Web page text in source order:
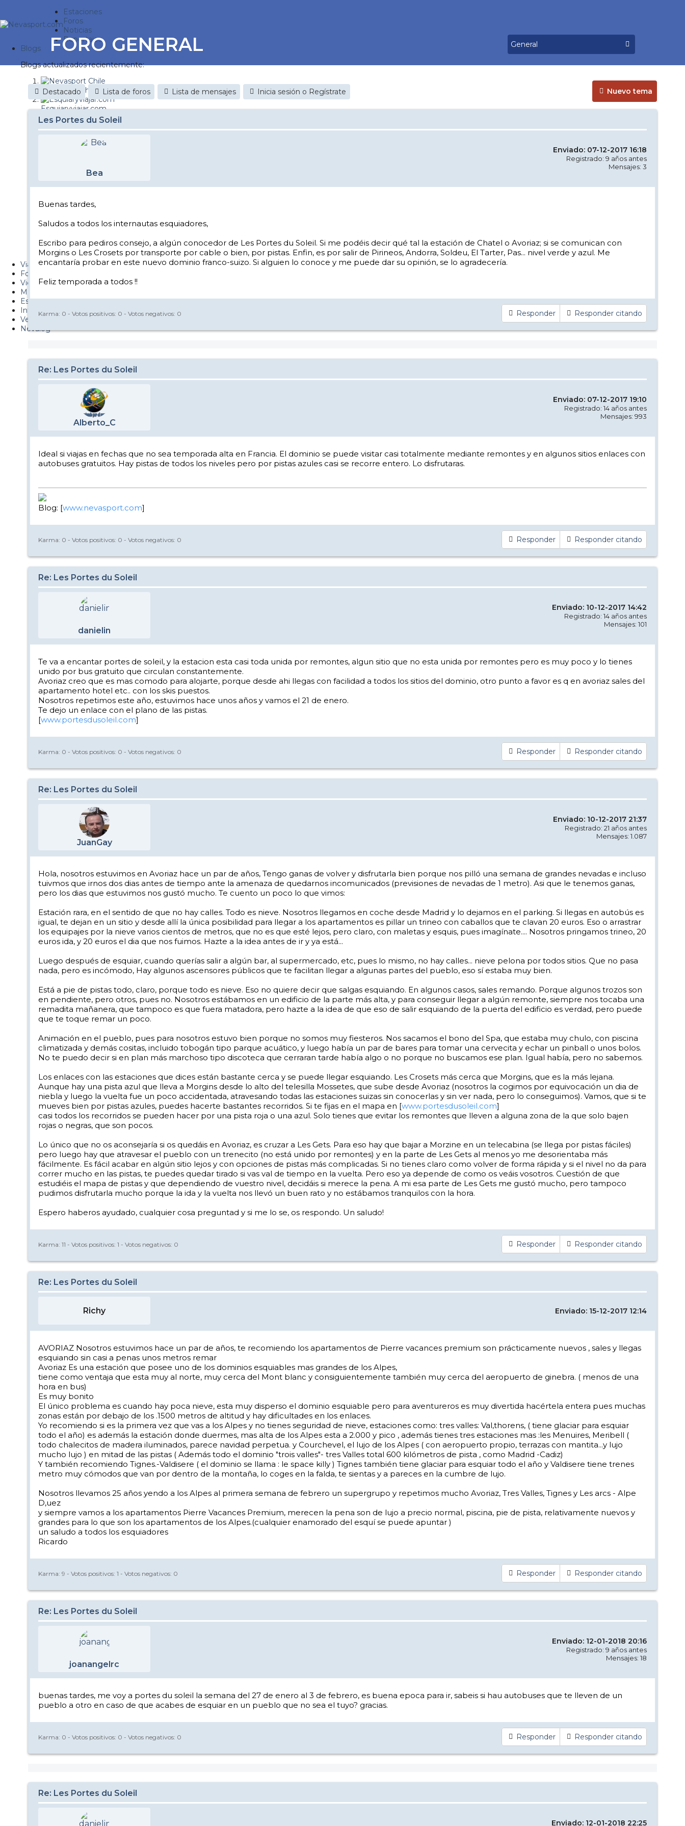
Estaciones
Foros
Noticias
Reportajes
Blogs
Blogs actualizados recientemente:
Nevasport Chile
Esquiaryviajar.com
nevasport blog
Discovery Snow
Diario de un friki
Revista NIX
PUCAF - Blog
Viajes
Fotos
Videos
Material
Esquí Pro
Infonieve
Verano
Nevalog
FORO GENERAL
Nuevo tema
Destacado Lista de foros Lista de mensajes Inicia sesión o Regístrate
Les Portes du Soleil
Bea
Enviado: 07-12-2017 16:18
Registrado: 9 años antes
Mensajes: 3
Buenas tardes,
Saludos a todos los internautas esquiadores,
Escribo para pediros consejo, a algún conocedor de Les Portes du Soleil. Si me podéis decir qué tal la estación de Chatel o Avoriaz; si se comunican con
Morgins o Les Crosets por transporte por cable o bien, por pistas. Enfin, es por salir de Pirineos, Andorra, Soldeu, El Tarter, Pas... nivel verde y azul. Me
encantaría probar en este nuevo dominio franco-suizo. Si alguien lo conoce y me puede dar su opinión, se lo agradecería.
Feliz temporada a todos !!
Responder Responder citando
Karma: 0 - Votos positivos: 0 - Votos negativos: 0
Re: Les Portes du Soleil
Alberto_C
Enviado: 07-12-2017 19:10
Registrado: 14 años antes
Mensajes: 993
Ideal si viajas en fechas que no sea temporada alta en Francia. El dominio se puede visitar casi totalmente mediante remontes y en algunos sitios enlaces con
autobuses gratuitos. Hay pistas de todos los niveles pero por pistas azules casi se recorre entero. Lo disfrutaras.
Blog: [www.nevasport.com]
Responder Responder citando
Karma: 0 - Votos positivos: 0 - Votos negativos: 0
Re: Les Portes du Soleil
danielin
Enviado: 10-12-2017 14:42
Registrado: 14 años antes
Mensajes: 101
Te va a encantar portes de soleil, y la estacion esta casi toda unida por remontes, algun sitio que no esta unida por remontes pero es muy poco y lo tienes
unido por bus gratuito que circulan constantemente.
Avoriaz creo que es mas comodo para alojarte, porque desde ahi llegas con facilidad a todos los sitios del dominio, otro punto a favor es q en avoriaz sales del
apartamento hotel etc.. con los skis puestos.
Nosotros repetimos este año, estuvimos hace unos años y vamos el 21 de enero.
Te dejo un enlace con el plano de las pistas.
[www.portesdusoleil.com]
Responder Responder citando
Karma: 0 - Votos positivos: 0 - Votos negativos: 0
Re: Les Portes du Soleil
JuanGay
Enviado: 10-12-2017 21:37
Registrado: 21 años antes
Mensajes: 1.087
Hola, nosotros estuvimos en Avoriaz hace un par de años, Tengo ganas de volver y disfrutarla bien porque nos pilló una semana de grandes nevadas e incluso
tuivmos que irnos dos dias antes de tiempo ante la amenaza de quedarnos incomunicados (previsiones de nevadas de 1 metro). Asi que le tenemos ganas,
pero los dias que estuvimos nos gustó mucho. Te cuento un poco lo que vimos:
Estación rara, en el sentido de que no hay calles. Todo es nieve. Nosotros llegamos en coche desde Madrid y lo dejamos en el parking. Si llegas en autobús es
igual, te dejan en un sitio y desde allí la única posibilidad para llegar a los apartamentos es pillar un trineo con caballos que te clavan 20 euros. Eso o arrastrar
los equipajes por la nieve varios cientos de metros, que no es que esté lejos, pero claro, con maletas y esquis, pues imagínate.... Nosotros pringamos trineo, 20
euros ida, y 20 euros el dia que nos fuimos. Hazte a la idea antes de ir y ya está...
Luego después de esquiar, cuando querías salir a algún bar, al supermercado, etc, pues lo mismo, no hay calles... nieve pelona por todos sitios. Que no pasa
nada, pero es incómodo, Hay algunos ascensores públicos que te facilitan llegar a algunas partes del pueblo, eso sí estaba muy bien.
Está a pie de pistas todo, claro, porque todo es nieve. Eso no quiere decir que salgas esquiando. En algunos casos, sales remando. Porque algunos trozos son
en pendiente, pero otros, pues no. Nosotros estábamos en un edificio de la parte más alta, y para conseguir llegar a algún remonte, siempre nos tocaba una
remadita mañanera, que tampoco es que fuera matadora, pero hazte a la idea de que eso de salir esquiando de la puerta del edificio es verdad, pero puede
que te toque remar un poco.
Animación en el pueblo, pues para nosotros estuvo bien porque no somos muy fiesteros. Nos sacamos el bono del Spa, que estaba muy chulo, con piscina
climatizada y demás cositas, incluido tobogán tipo parque acuático, y luego había un par de bares para tomar una cervecita y echar un pinball o unos bolos.
No te puedo decir si en plan más marchoso tipo discoteca que cerraran tarde había algo o no porque no buscamos ese plan. Igual había, pero no sabemos.
Los enlaces con las estaciones que dices están bastante cerca y se puede llegar esquiando. Les Crosets más cerca que Morgins, que es la más lejana.
Aunque hay una pista azul que lleva a Morgins desde lo alto del telesilla Mossetes, que sube desde Avoriaz (nosotros la cogimos por equivocación un dia de
niebla y luego la vuelta fue un poco accidentada, atravesando todas las estaciones suizas sin conocerlas y sin ver nada, pero lo conseguimos). Vamos, que si te
mueves bien por pistas azules, puedes hacerte bastantes recorridos. Si te fijas en el mapa en [www.portesdusoleil.com]
casi todos los recorridos se pueden hacer por una pista roja o una azul. Solo tienes que evitar los remontes que lleven a alguna zona de la que solo bajen
rojas o negras, que son pocos.
Lo único que no os aconsejaría si os quedáis en Avoriaz, es cruzar a Les Gets. Para eso hay que bajar a Morzine en un telecabina (se llega por pistas fáciles)
pero luego hay que atravesar el pueblo con un trenecito (no está unido por remontes) y en la parte de Les Gets al menos yo me desorientaba más
fácilmente. Es fácil acabar en algún sitio lejos y con opciones de pistas más complicadas. Si no tienes claro como volver de forma rápida y si el nivel no da para
correr mucho en las pistas, te puedes quedar tirado si vas val de tiempo en la vuelta. Pero eso ya depende de como os veáis vosotros. Cuestión de que
estudiéis el mapa de pistas y que dependiendo de vuestro nivel, decidáis si merece la pena. A mi esa parte de Les Gets me gustó mucho, pero tampoco
pudimos disfrutarla mucho porque la ida y la vuelta nos llevó un buen rato y no estábamos tranquilos con la hora.
Espero haberos ayudado, cualquier cosa preguntad y si me lo se, os respondo. Un saludo!
Responder Responder citando
Karma: 11 - Votos positivos: 1 - Votos negativos: 0
Re: Les Portes du Soleil
Richy Enviado: 15-12-2017 12:14
AVORIAZ Nosotros estuvimos hace un par de años, te recomiendo los apartamentos de Pierre vacances premium son prácticamente nuevos , sales y llegas
esquiando sin casi a penas unos metros remar
Avoriaz Es una estación que posee uno de los dominios esquiables mas grandes de los Alpes,
tiene como ventaja que esta muy al norte, muy cerca del Mont blanc y consiguientemente también muy cerca del aeropuerto de ginebra. ( menos de una
hora en bus)
Es muy bonito
El único problema es cuando hay poca nieve, esta muy disperso el dominio esquiable pero para aventureros es muy divertida hacértela entera pues muchas
zonas están por debajo de los .1500 metros de altitud y hay dificultades en los enlaces.
Yo recomiendo si es la primera vez que vas a los Alpes y no tienes seguridad de nieve, estaciones como: tres valles: Val,thorens, ( tiene glaciar para esquiar
todo el año) es además la estación donde duermes, mas alta de los Alpes esta a 2.000 y pico , además tienes tres estaciones mas :les Menuires, Meribell (
todo chalecitos de madera iluminados, parece navidad perpetua. y Courchevel, el lujo de los Alpes ( con aeropuerto propio, terrazas con mantita...y lujo
mucho lujo ) en mitad de las pistas ( Además todo el dominio "trois valles"- tres Valles total 600 kilómetros de pista , como Madrid -Cadiz)
Y también recomiendo Tignes.-Valdisere ( el dominio se llama : le space killy ) Tignes también tiene glaciar para esquiar todo el año y Valdisere tiene trenes
metro muy cómodos que van por dentro de la montaña, lo coges en la falda, te sientas y a pareces en la cumbre de lujo.
Nosotros llevamos 25 años yendo a los Alpes al primera semana de febrero un supergrupo y repetimos mucho Avoriaz, Tres Valles, Tignes y Les arcs - Alpe
D,uez
y siempre vamos a los apartamentos Pierre Vacances Premium, merecen la pena son de lujo a precio normal, piscina, pie de pista, relativamente nuevos y
grandes para lo que son los apartamentos de los Alpes.(cualquier enamorado del esquí se puede apuntar )
un saludo a todos los esquiadores
Ricardo
Responder Responder citando
Karma: 9 - Votos positivos: 1 - Votos negativos: 0
Re: Les Portes du Soleil
joanangelrc
Enviado: 12-01-2018 20:16
Registrado: 9 años antes
Mensajes: 18
buenas tardes, me voy a portes du soleil la semana del 27 de enero al 3 de febrero, es buena epoca para ir, sabeis si hau autobuses que te lleven de un
pueblo a otro en caso de que acabes de esquiar en un pueblo que no sea el tuyo? gracias.
Responder Responder citando
Karma: 0 - Votos positivos: 0 - Votos negativos: 0
Re: Les Portes du Soleil
Enviado: 12-01-2018 22:25